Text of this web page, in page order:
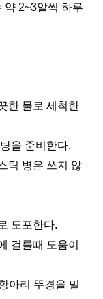
약 2~3알씩 하루
한 물로 세척한
을 준비한다.
틱 병은 쓰지 않
도포한다.
걸를때 도움이
아리 뚜경을 밀